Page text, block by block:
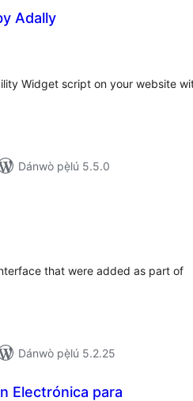
Adally
Widget script on your website
Dánwò pẹ̀lú 5.5.0
that were added as part of
Dánwò pẹ̀lú 5.2.25
Electrónica para